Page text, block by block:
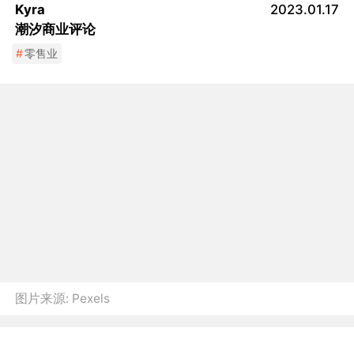
Kyra
潮汐商业评论
2023.01.17
#零售业
图片来源: Pexels